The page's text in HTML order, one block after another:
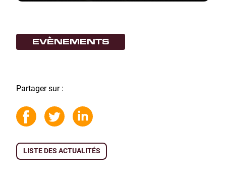
EVÈNEMENTS
Partager sur :
LISTE DES ACTUALITÉS